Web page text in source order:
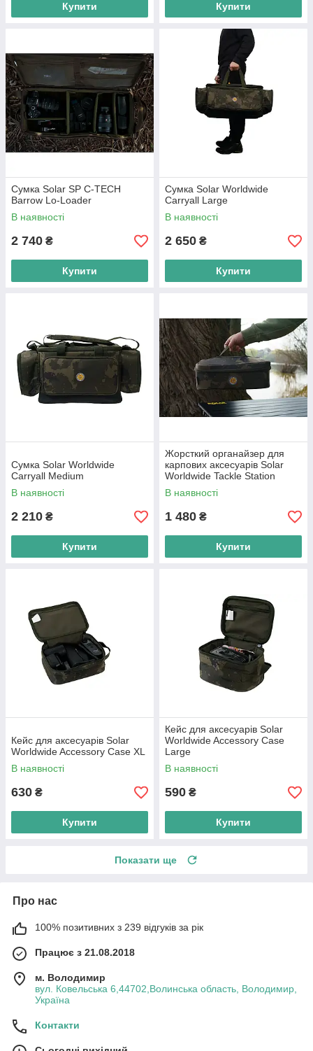
Купити Купити
Сумка Solar SP C-TECH
Barrow Lo-Loader
В наявності
2 740 ₴
Купити
Сумка Solar Worldwide
Carryall Large
В наявності
2 650 ₴
Купити
Сумка Solar Worldwide
Carryall Medium
В наявності
2 210 ₴
Купити
Жорсткий органайзер для
карпових аксесуарів Solar
Worldwide Tackle Station
Large
В наявності
1 480 ₴
Купити
Кейс для аксесуарів Solar
Worldwide Accessory Case XL
В наявності
630 ₴
Купити
Кейс для аксесуарів Solar
Worldwide Accessory Case
Large
В наявності
590 ₴
Купити
Показати ще
Про нас
100% позитивних з 239 відгуків за рік
Працює з 21.08.2018
м. Володимир
вул. Ковельська 6,44702,Волинська область, Володимир,
Україна
Контакти